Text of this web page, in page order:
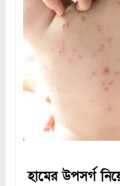
হামের উপসর্গ